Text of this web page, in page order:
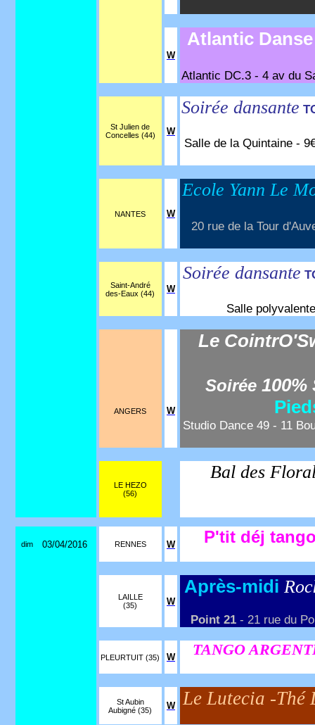
W
Atlantic
Atlantic DC.3 - 4 av du
St Julien de
Concelles (44)
W
Soirée dansante
Salle de la Quintaine -
NANTES W
Ecole Yann Le
20 rue de la Tour
Saint-André
des-Eaux (44)
W
Soirée dansante
Salle
Le
ANGERS W
Soirée100%
Studio Dance 49 - 11
LE HEZO
(56)
Bal des
dim 03/04/2016 RENNES W P'tit déj
LAILLE
(35)
W
Après-midi
Point 21 - 21 rue du
PLEURTUIT (35) W TANGO
St Aubin
Aubigné (35)
W Le Lutecia -Thé